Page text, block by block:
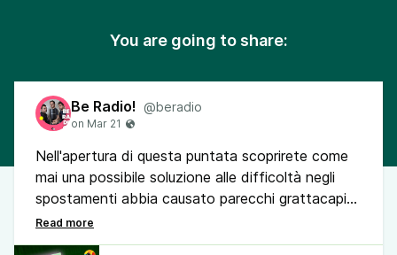
You are going to share:
Be Radio! @beradio
Nell'apertura di questa puntata scoprirete come
mai una possibile soluzione alle difficoltà negli
spostamenti abbia causato parecchi grattacapi
nel nostro studio, problemi proseguiti poi sia a
causa di un ospite dall'eloquio diciamo... peculiare,